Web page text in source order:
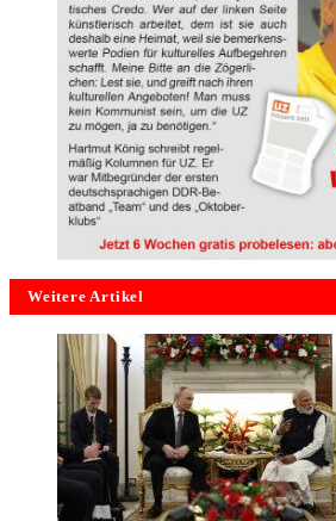
Weitere Artikel